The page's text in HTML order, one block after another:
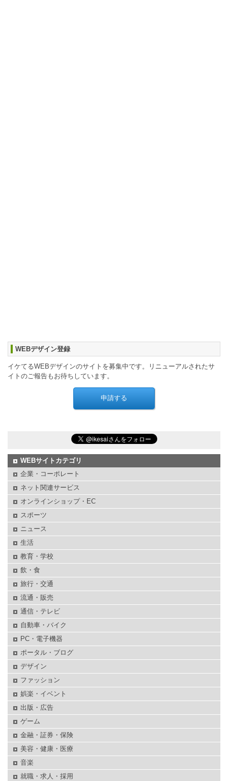
WEBデザイン登録
イケてるWEBデザインのサイトを募集中です。リニューアルされたサ
イトのご報告もお待ちしています。
WEBサイトカテゴリ
企業・コーポレート
ネット関連サービス
オンラインショップ・EC
スポーツ
ニュース
生活
教育・学校
飲・食
旅行・交通
流通・販売
通信・テレビ
自動車・バイク
PC・電子機器
ポータル・ブログ
デザイン
ファッション
娯楽・イベント
出版・広告
ゲーム
金融・証券・保険
美容・健康・医療
音楽
就職・求人・採用